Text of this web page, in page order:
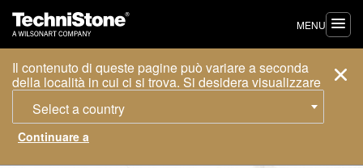
Il contenuto di queste pagine può variare a seconda
della località in cui ci si trova. Si desidera visualizzare
Select a country
MENU